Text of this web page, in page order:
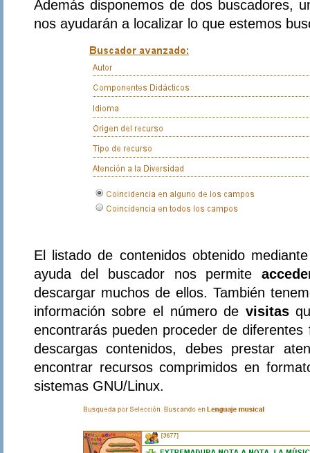
Además disponemos de dos buscadores,
nos ayudarán a localizar lo que estemos
El listado de contenidos obtenido
ayuda del buscador nos permite
descargar muchos de ellos. También
información sobre el número de visitas
encontrarás pueden proceder de
descargas contenidos, debes prestar
encontrar recursos comprimidos en
sistemas GNU/Linux.